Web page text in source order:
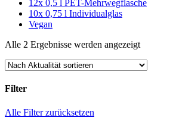
12x 0,5 l PET-Mehrwegflasche
10x 0,75 l Individualglas
Vegan
Alle 2 Ergebnisse werden angezeigtNach
sortiert
Filter
Close
Alle Filter zurücksetzen